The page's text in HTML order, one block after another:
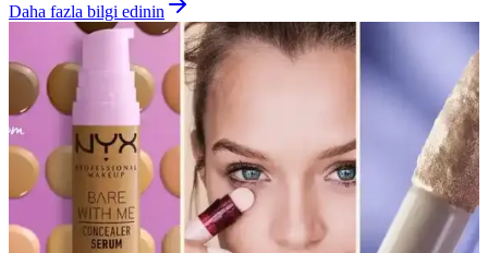
Daha fazla bilgi edinin